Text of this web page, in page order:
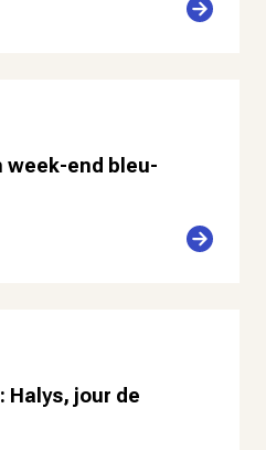
week-end bleu-
Halys, jour de